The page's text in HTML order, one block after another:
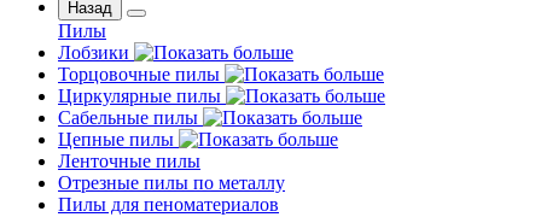
Назад
Пилы
Лобзики
Торцовочные пилы
Циркулярные пилы
Сабельные пилы
Цепные пилы
Ленточные пилы
Отрезные пилы по металлу
Пилы для пеноматериалов